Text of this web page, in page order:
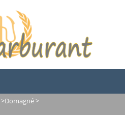
>Domagné>